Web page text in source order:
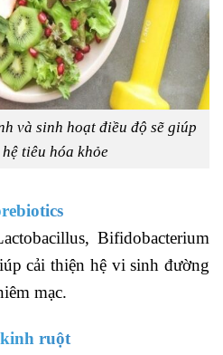
và sinh hoạt điều độ sẽ giúp
tiêu hóa khỏe
Bifidobacterium
cải thiện hệ vi sinh đường
mạc.
ruột